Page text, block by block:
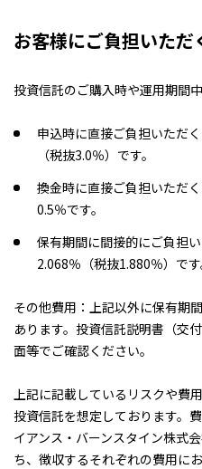
お客様にご負担いただ
投資信託のご購入時や運用期間
申込時に直接ご負担いただ
（税抜3.0％）です。
換金時に直接ご負担いただ
0.5％です。
保有期間に間接的にご負担
2.068％（税抜1.880％）です
その他費用：上記以外に保有期
あります。投資信託説明書（交
面等でご確認ください。
上記に記載しているリスクや費
投資信託を想定しております。
イアンス・バーンスタイン株式
ち、徴収するそれぞれの費用に